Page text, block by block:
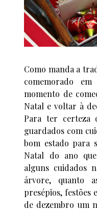
Como manda a
comemorado
momento de
Natal e voltar à
Para ter certeza
guardados com
bom estado para
Natal do ano
alguns cuidados
árvore, quanto
presépios, festões
de dezembro um